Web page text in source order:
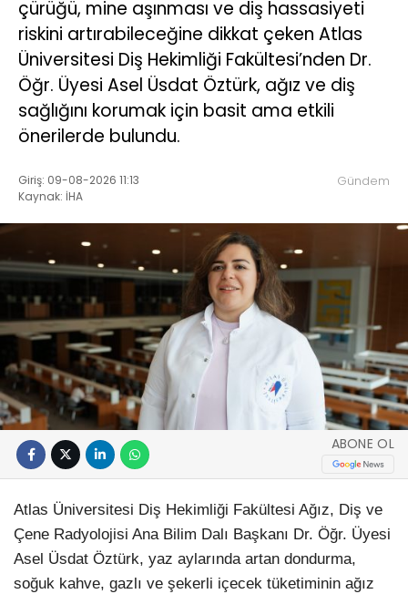
çürüğü, mine aşınması ve diş hassasiyeti
riskini artırabileceğine dikkat çeken Atlas
Üniversitesi Diş Hekimliği Fakültesi’nden Dr.
Öğr. Üyesi Asel Üsdat Öztürk, ağız ve diş
sağlığını korumak için basit ama etkili
önerilerde bulundu.
Giriş: 09-08-2026 11:13
Kaynak: İHA
Gündem
ABONE OL
Atlas Üniversitesi Diş Hekimliği Fakültesi Ağız, Diş ve
Çene Radyolojisi Ana Bilim Dalı Başkanı Dr. Öğr. Üyesi
Asel Üsdat Öztürk, yaz aylarında artan dondurma,
soğuk kahve, gazlı ve şekerli içecek tüketiminin ağız